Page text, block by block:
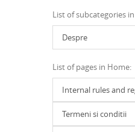
List of subcategories
Despre
List of pages in Home:
Internal rules and
Termeni si conditii